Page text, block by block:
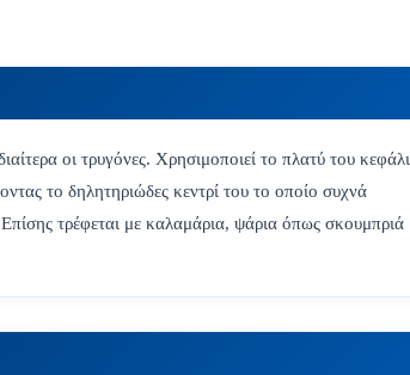
οι τρυγόνες. Χρησιμοποιεί το πλατύ του κεφάλι
το δηλητηριώδες κεντρί του το οποίο συχνά
τρέφεται με καλαμάρια, ψάρια όπως σκουμπριά